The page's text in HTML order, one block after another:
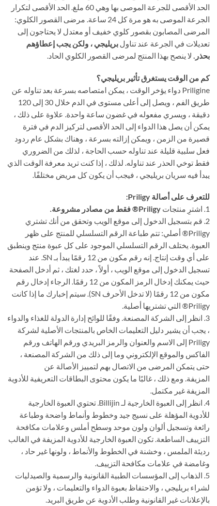
الحد الأقصى للجرعة الموصى بها وهي 60 ملغ. الحد الأقصى لتكرار
الجرعة الموصى به هو مرة كل 24 ساعة. مرضى القصور الكلوي:
المرضى المصابون بقصور كلوي خفيف أو معتدل لا يحتاجون إلى
تعديلات في الجرعة عند تناول بريليجي ، ولكن يجب إعطاؤهم
بحذر. لا ينصح بهذا المنتج لمرضى القصور الكلوي الحاد.
كم من الوقت يستغرق تأثير بريليجي؟
Priligine دواء يؤخر الوقت ، يمكن امتصاصه بسرعة بعد تناوله عن
طريق الفم ، ويصل إلى أعلى مستوى في الدم خلال 30 إلى 120
دقيقة ، ويسري مفعوله في غضون ساعة واحدة. علاوة على ذلك ،
يمكن أن يصل هذا الدواء إلى الحد الأقصى لتركيز الدم في فترة
قصيرة من الزمن ، ويمكن إزالته بسرعة ، وهناك بشكل عام ردود
فعل سلبية قليلة عند تناوله حسب الحاجة ، لذلك من الضروري
فقط توخي الحذر عند تناوله. لذلك ، إذا كنت تريد معرفة الوقت الذي
يبدأ فيه سريان بريليجي ، فيجب أن يكون كل مريض مختلفًا.
للتعرف على أصالة Priligy:
1. اشترِ منتجات
Priligy® فقط من مصادر مشروعة.
2. قم بتسجيل الدخول إلى موقع الويب وتحقق من أنك تشتري
Priligy® أصلي: تتم طباعة الرقم التسلسلي للمنتج على ظهر
العبوة. يختلف الرقم التسلسلي الموجود على كل عبوة منتج وينطبق
على أي وقت إنتاج. إنه رقم مكون من 12 رقمًا يبدأ بـ SN. عند
تسجيل الدخول إلى موقع الويب ، أولاً ، حدد لغتك ، ثم أدخل الصفحة
حيث يمكنك إدخال الرمز المكون من 12 رقمًا. الرجاء إدخال رقم
مكون من 12 رقمًا (لا تدخل الأحرف SN). سيتم إخبارك ما إذا كانت
Priligy® التي تشتريها أصلية.
3. انظر إلى الشركة المصنعة. وفقًا للوائح إدارة الدولة للغذاء والدواء
، يجب أن يشير دليل التعليمات الخاص بالمنتجات الأصلية لشركة
Priligy إلى الاسم والعنوان والرمز البريدي ورقم الهاتف ورقم
الفاكس والموقع الإلكتروني وما إلى ذلك من الشركة المصنعة ،
حتى يتمكن المرضى من الاتصال بهم لتمييز الأصالة عن
المزيفة. ومع ذلك ، غالبًا ما يكون محتوى البطاقات التعريفية للأدوية
المزيفة غير مكتمل.
4. انظر إلى العبوة الخارجية لـ Billijin. تحتوي العبوة الخارجية
للأدوية المؤهلة على نسيج جيد وخطوط وأنماط واضحة وطباعة
رائعة وتسجيل ألوان ولون موحد وسطح أملس وعلامات مكافحة
التزييف الساطعة. تكون العبوة الخارجية للأدوية المزيفة في الغالب
رديئة الملمس ، وخشنة في الخطوط والأنماط ، ولونها غير حاد ،
وغامضة في علامات مكافحة التزييف.
5. الذهاب إلى المؤسسات الطبية القانونية والرسمية والصيدليات
لشراء بريليجي ، والاحتفاظ بعبوة الدواء والتعليمات ، ولا تؤمن
بالإعلانات غير القانونية وطلب الأدوية عن طريق البريد.